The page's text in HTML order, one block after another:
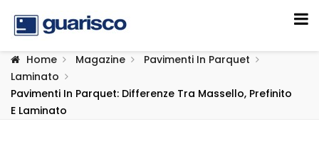
Home Magazine
Pavimenti In Parquet
Laminato
Pavimenti In Parquet: Differenze Tra Massello, Prefinito
E Laminato